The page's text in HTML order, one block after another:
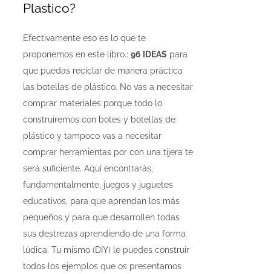
Plastico?
Efectivamente eso es lo que te
proponemos en este libro.: 96 IDEAS para
que puedas reciclar de manera práctica
las botellas de plástico. No vas a necesitar
comprar materiales porque todo lo
construiremos con botes y botellas de
plástico y tampoco vas a necesitar
comprar herramientas por con una tijera te
será suficiente. Aquí encontrarás,
fundamentalmente, juegos y juguetes
educativos, para que aprendan los más
pequeños y para que desarrollen todas
sus destrezas aprendiendo de una forma
lúdica. Tu mismo (DIY) le puedes construir
todos los ejemplos que os presentamos